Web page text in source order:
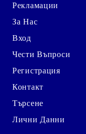
Рекламации
За Нас
Вход
Чести Въпроси
Регистрация
Контакт
Търсене
Лични Данни